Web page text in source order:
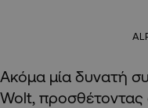
Ακόμα μία δυνατή
Wolt,